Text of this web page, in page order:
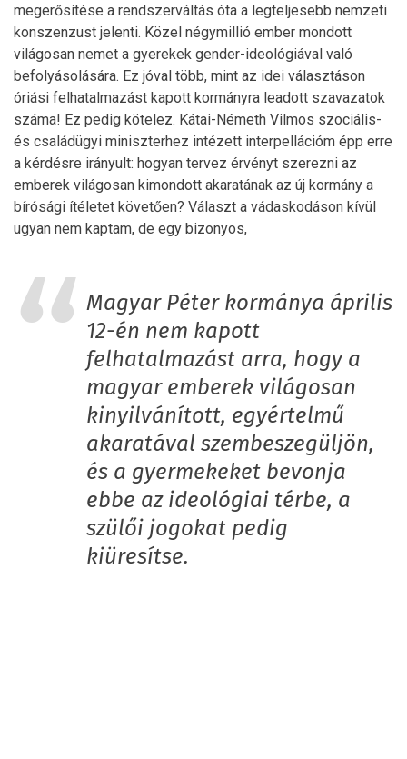
megerősítése a rendszerváltás óta a legteljesebb nemzeti
konszenzust jelenti. Közel négymillió ember mondott
világosan nemet a gyerekek gender-ideológiával való
befolyásolására. Ez jóval több, mint az idei választáson
óriási felhatalmazást kapott kormányra leadott szavazatok
száma! Ez pedig kötelez. Kátai-Németh Vilmos szociális-
és családügyi miniszterhez intézett interpellációm épp erre
a kérdésre irányult: hogyan tervez érvényt szerezni az
emberek világosan kimondott akaratának az új kormány a
bírósági ítéletet követően? Választ a vádaskodáson kívül
ugyan nem kaptam, de egy bizonyos,
Magyar Péter kormánya április
12-én nem kapott
felhatalmazást arra, hogy a
magyar emberek világosan
kinyilvánított, egyértelmű
akaratával szembeszegüljön,
és a gyermekeket bevonja
ebbe az ideológiai térbe, a
szülői jogokat pedig
kiüresítse.